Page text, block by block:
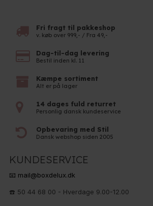
Fri fragt til pakkeshop
v. køb over 999,- / Fra 49,-
Dag-til-dag levering
Bestil inden kl. 11
Kæmpe sortiment
Alt er på lager
14 dages fuld returret
Personlig dansk kundeservice
Opbevaring med Stil
Dansk webshop siden 2005
KUNDESERVICE
📧 mail@boxdelux.dk
☎️ 50 44 68 00 - Hverdage 9.00-12.00